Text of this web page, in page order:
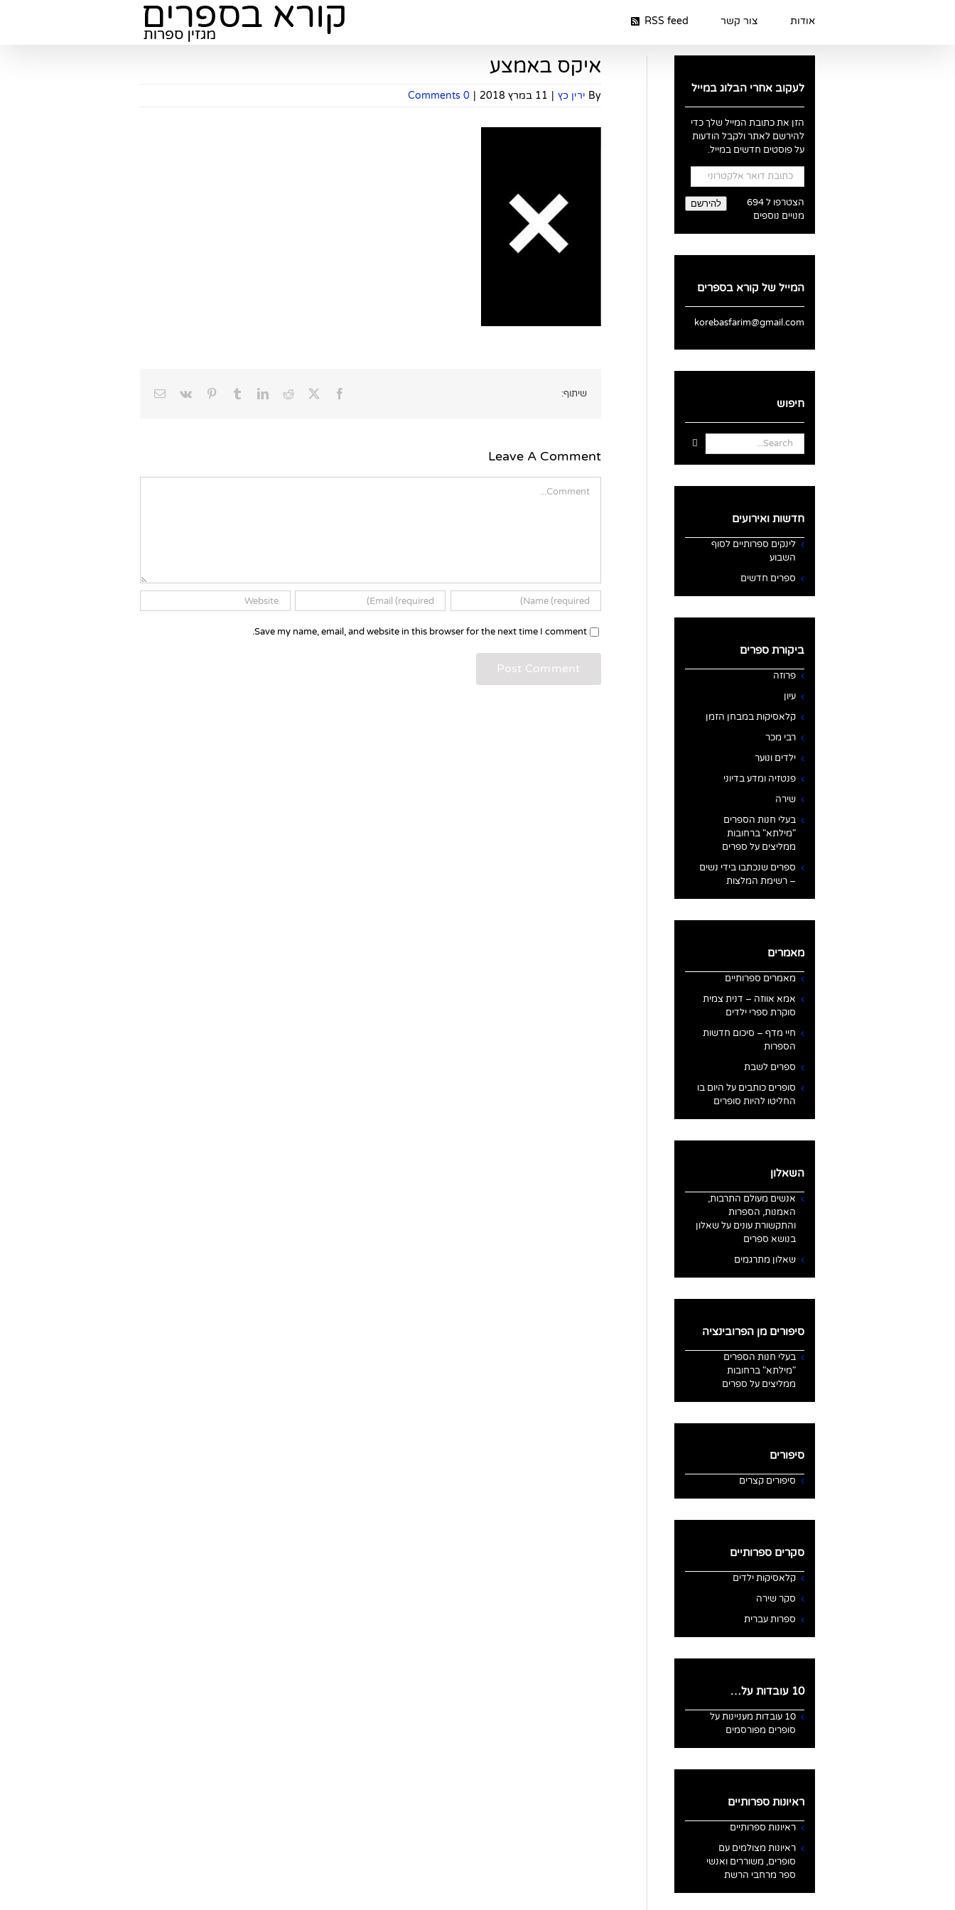
אודות צור קשר RSS feed
איקס באמצע
By ירין כץ | 11 במרץ 2018 |
0 Comments
שיתוף: Facebook
X
Reddit
LinkedIn
Tumblr
Pinterest
Vk
Email
Leave A Comment
Save my name, email, and website in this browser for the next time I comment.
לעקוב אחרי הבלוג במייל
הזן את כתובת המייל שלך כדי
להירשם לאתר ולקבל הודעות
על פוסטים חדשים במייל.
כתובת
דואר
אלקטרוני
להירשם
הצטרפו ל 694
מנויים נוספים
המייל של קורא בספרים
korebasfarim@gmail.com
חיפוש
Search
for:
חדשות ואירועים
לינקים ספרותיים לסוף
השבוע
ספרים חדשים
ביקורת ספרים
פרוזה
עיון
קלאסיקות במבחן הזמן
רבי מכר
ילדים ונוער
פנטזיה ומדע בדיוני
שירה
בעלי חנות הספרים
"מילתא" ברחובות
ממליצים על ספרים
ספרים שנכתבו בידי נשים
– רשימת המלצות
מאמרים
מאמרים ספרותיים
אמא אווזה – דנית צמית
סוקרת ספרי ילדים
חיי מדף – סיכום חדשות
הספרות
ספרים לשבת
סופרים כותבים על היום בו
החליטו להיות סופרים
השאלון
אנשים מעולם התרבות,
האמנות, הספרות
והתקשורת עונים על שאלון
בנושא ספרים
שאלון מתרגמים
סיפורים מן הפרובינציה
בעלי חנות הספרים
"מילתא" ברחובות
ממליצים על ספרים
סיפורים
סיפורים קצרים
סקרים ספרותיים
קלאסיקות ילדים
סקר שירה
ספרות עברית
10 עובדות על…
10 עובדות מעניינות על
סופרים מפורסמים
ראיונות ספרותיים
ראיונות ספרותיים
ראיונות מצולמים עם
סופרים, משוררים ואנשי
ספר מרחבי הרשת